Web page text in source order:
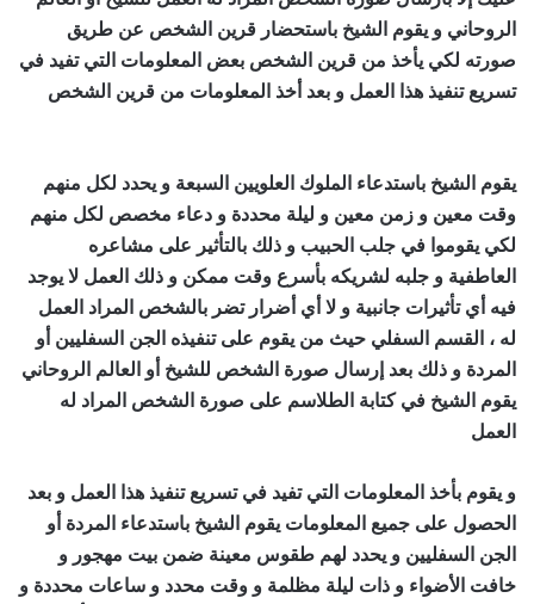
الروحاني و يقوم الشيخ باستحضار قرين الشخص عن طريق
صورته لكي يأخذ من قرين الشخص بعض المعلومات التي تفيد في
تسريع تنفيذ هذا العمل و بعد أخذ المعلومات من قرين الشخص
يقوم الشيخ باستدعاء الملوك العلويين السبعة و يحدد لكل منهم
وقت معين و زمن معين و ليلة محددة و دعاء مخصص لكل منهم
لكي يقوموا في جلب الحبيب و ذلك بالتأثير على مشاعره
العاطفية و جلبه لشريكه بأسرع وقت ممكن و ذلك العمل لا يوجد
فيه أي تأثيرات جانبية و لا أي أضرار تضر بالشخص المراد العمل
له ، القسم السفلي حيث من يقوم على تنفيذه الجن السفليين أو
المردة و ذلك بعد إرسال صورة الشخص للشيخ أو العالم الروحاني
يقوم الشيخ في كتابة الطلاسم على صورة الشخص المراد له
العمل
و يقوم بأخذ المعلومات التي تفيد في تسريع تنفيذ هذا العمل و بعد
الحصول على جميع المعلومات يقوم الشيخ باستدعاء المردة أو
الجن السفليين و يحدد لهم طقوس معينة ضمن بيت مهجور و
خافت الأضواء و ذات ليلة مظلمة و وقت محدد و ساعات محددة و